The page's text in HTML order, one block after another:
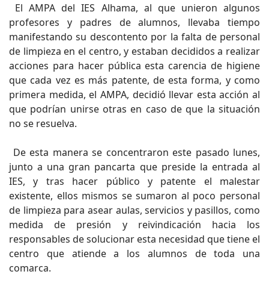
El AMPA del IES Alhama, al que unieron algunos
profesores y padres de alumnos, llevaba tiempo
manifestando su descontento por la falta de personal
de limpieza en el centro, y estaban decididos a realizar
acciones para hacer pública esta carencia de higiene
que cada vez es más patente, de esta forma, y como
primera medida, el AMPA, decidió llevar esta acción al
que podrían unirse otras en caso de que la situación
no se resuelva.
De esta manera se concentraron este pasado lunes,
junto a una gran pancarta que preside la entrada al
IES, y tras hacer público y patente el malestar
existente, ellos mismos se sumaron al poco personal
de limpieza para asear aulas, servicios y pasillos, como
medida de presión y reivindicación hacia los
responsables de solucionar esta necesidad que tiene el
centro que atiende a los alumnos de toda una
comarca.